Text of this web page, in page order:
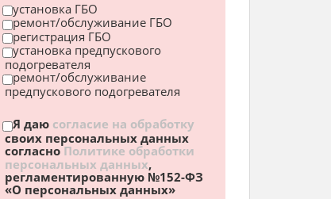
установка ГБО
ремонт/обслуживание ГБО
регистрация ГБО
установка предпускового
подогревателя
ремонт/обслуживание
предпускового подогревателя
Я даю согласие на обработку
своих персональных данных
согласноПолитике обработки
персональных данных,
регламентированную №152-ФЗ
«О персональных данных»